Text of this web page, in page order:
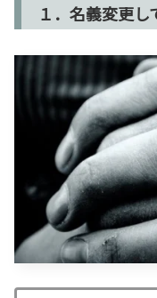
１．名義変更し